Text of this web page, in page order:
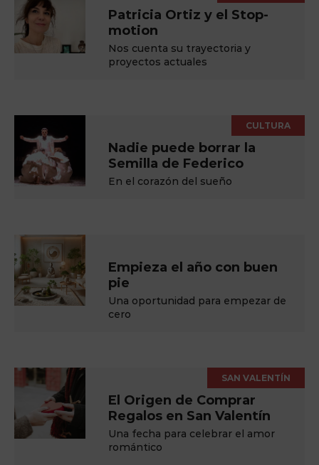
Patricia Ortiz y el Stop-
motion
Nos cuenta su trayectoria y
proyectos actuales
Nadie puede borrar la
Semilla de Federico
En el corazón del sueño
CULTURA
Empieza el año con buen
pie
Una oportunidad para empezar de
cero
El Origen de Comprar
Regalos en San Valentín
Una fecha para celebrar el amor
romántico
SAN VALENTÍN